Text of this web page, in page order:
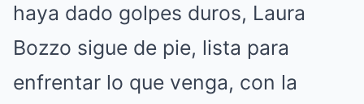
haya dado golpes duros, Laura
Bozzo sigue de pie, lista para
enfrentar lo que venga, con la